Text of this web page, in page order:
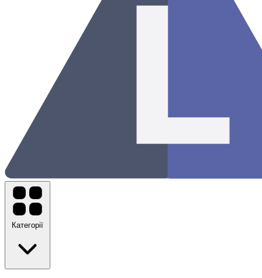
Категорії